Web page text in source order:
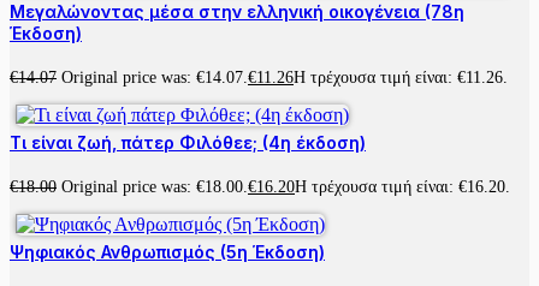
Μεγαλώνοντας μέσα στην ελληνική οικογένεια (78η
Έκδοση)
€14.07 Original price was: €14.07.€11.26Η τρέχουσα τιμή είναι: €11.26.
Τι είναι ζωή, πάτερ Φιλόθεε; (4η έκδοση)
€18.00 Original price was: €18.00.€16.20Η τρέχουσα τιμή είναι: €16.20.
Ψηφιακός Ανθρωπισμός (5η Έκδοση)